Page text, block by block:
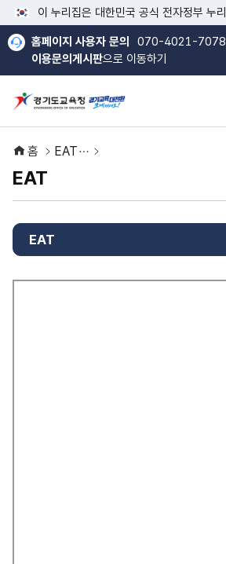
본문 바
메인메뉴
이 누리집은 대한민국 공식 전자정부 누
홈페이지 사용자 문의 070-4021-7078
이용문의게시판으로 이동하기
홈 EAT
EAT
열기
열기
EAT